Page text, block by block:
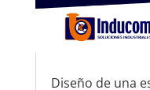
Diseño de una